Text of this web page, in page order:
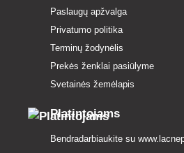
Paslaugų apžvalga
Privatumo politika
Terminų žodynėlis
Prekės ženklai pasiūlyme
Svetainės žemėlapis
Platintojams
Bendradarbiaukite su